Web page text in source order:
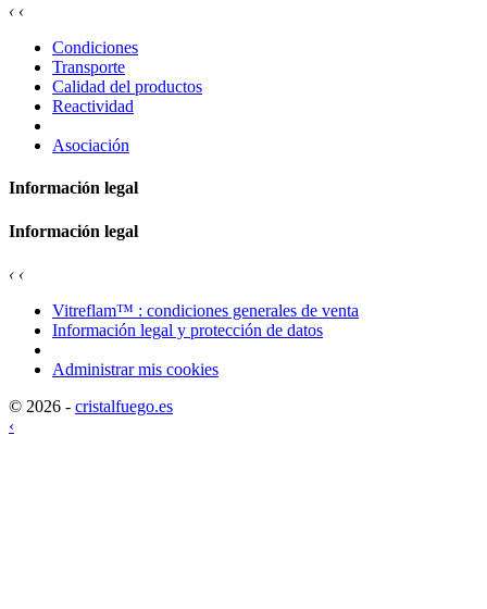
‹ ‹
Condiciones
Transporte
Calidad del productos
Reactividad
Asociación
Información legal
Información legal
‹ ‹
Vitreflam™ : condiciones generales de venta
Información legal y protección de datos
Administrar mis cookies
© 2026 - cristalfuego.es
‹